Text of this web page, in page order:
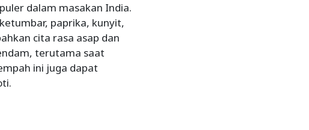
dalam masakan India.
paprika, kunyit,
cita rasa asap dan
terutama saat
ini juga dapat